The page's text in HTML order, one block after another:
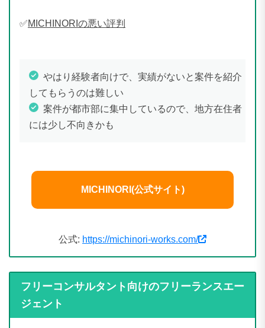
✅MICHINORIの悪い評判
やはり経験者向けで、実績がないと案件を紹介
してもらうのは難しい
案件が都市部に集中しているので、地方在住者
には少し不向きかも
MICHINORI(公式サイト)
公式: https://michinori-works.com/
フリーコンサルタント向けのフリーランスエー
ジェント